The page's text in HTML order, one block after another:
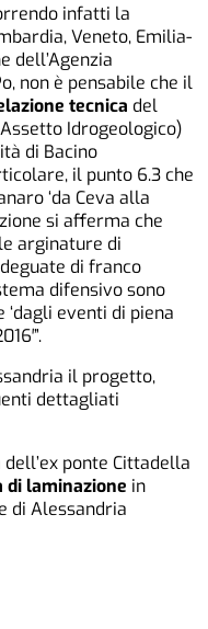
infatti la
Veneto, Emilia-
dell’Agenzia
non è pensabile che il
tecnica del
Idrogeologico)
di Bacino
il punto 6.3 che
‘da Ceva alla
si afferma che
arginature di
di franco
difensivo sono
eventi di piena
il progetto,
dettagliati
dell’ex ponte Cittadella
di laminazione in
di Alessandria